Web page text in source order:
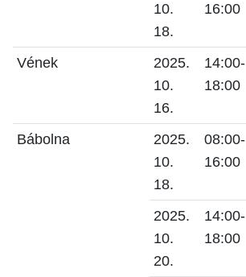
10.
18.
16:00
Vének
2025.
10.
16.
14:00-
18:00
Bábolna
2025.
10.
18.
08:00-
16:00
2025.
10.
20.
14:00-
18:00